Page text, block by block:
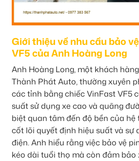
Giới thiệu về nhu cầu bảo
VF5 của Anh Hoàng Long
Anh Hoàng Long, một khách
Thành Phát Auto, thường xuyên
các tỉnh bằng chiếc VinFast VF5
suất sử dụng xe cao và quãng
biệt quan tâm đến độ bền của hệ
cốt lõi quyết định hiệu suất và sự
điện. Anh hiểu rằng việc bảo vệ
kéo dài tuổi thọ mà còn đảm